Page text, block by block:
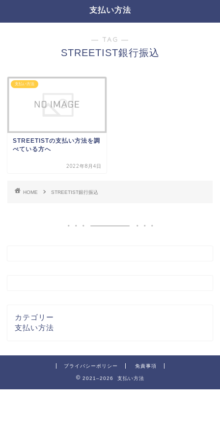
支払い方法
― TAG ―
STREETIST銀行振込
支払い方法
STREETISTの支払い方法を調
べている方へ
2022年8月4日
HOME STREETIST銀行振込
カテゴリー
支払い方法
プライバシーポリシー 免責事項
2021–2026 支払い方法